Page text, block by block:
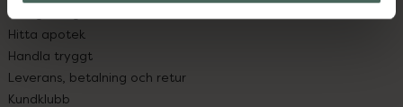
Vanliga frågor
Hitta apotek
Handla tryggt
Leverans, betalning och retur
Kundklubb